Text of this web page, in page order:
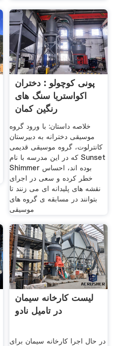
پونی کوچولو : دختران
اکواستریا سنگ های
رنگین کمان
خلاصه داستان: با ورود گروه
موسیقی دخترانه به دبیرستان
کانترلوت، گروه موسیقی قدیمی
که در این مدرسه با نام Sunset
Shimmer بوده اند، احساس
خطر کرده و سعی در اجرای
نقشه های پلیدانه ای می زنند تا
بتوانند در مسابقه ی گروه های
موسیقی
لیست کارخانه سیمان
در تامیل نادو
در حال اجرا کارخانه سیمان برای